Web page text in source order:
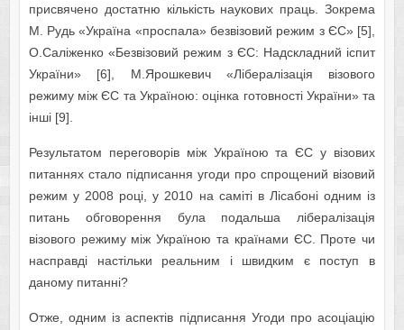
присвячено достатню кількість наукових праць. Зокрема
М. Рудь «Україна «проспала» безвізовий режим з ЄС» [5],
О.Саліженко «Безвізовий режим з ЄС: Надскладний іспит
України» [6], М.Ярошкевич «Лібералізація візового
режиму між ЄС та Україною: оцінка готовності України» та
інші [9].
Результатом переговорів між Україною та ЄС у візових
питаннях стало підписання угоди про спрощений візовий
режим у 2008 році, у 2010 на саміті в Лісабоні одним із
питань обговорення була подальша лібералізація
візового режиму між Україною та країнами ЄС. Проте чи
насправді настільки реальним і швидким є поступ в
даному питанні?
Отже, одним із аспектів підписання Угоди про асоціацію